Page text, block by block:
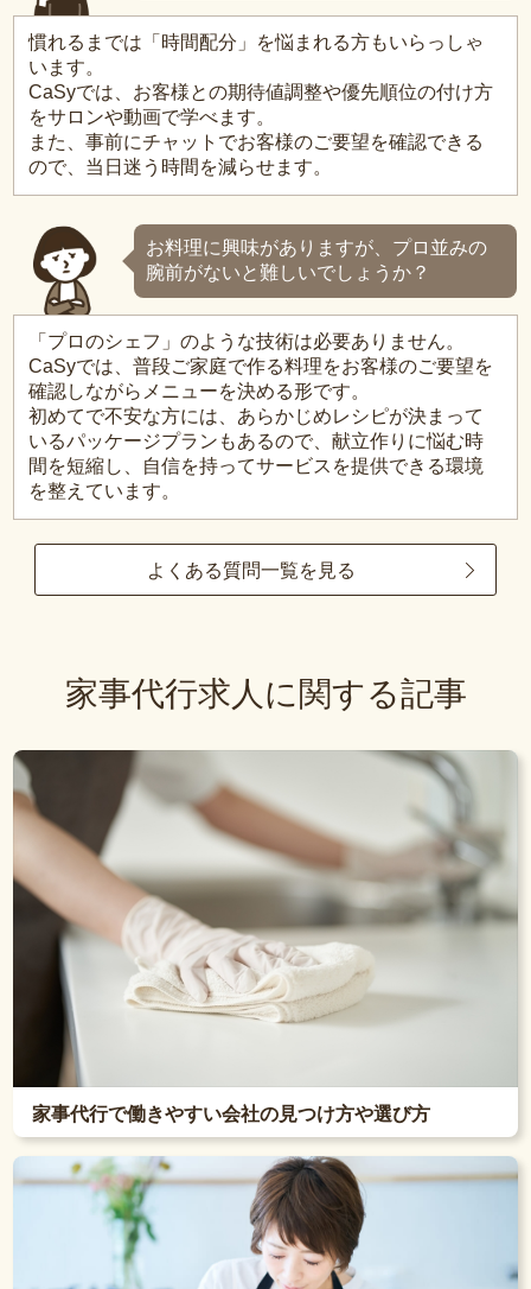
慣れるまでは「時間配分」を悩まれる方もいらっしゃ
います。
CaSyでは、お客様との期待値調整や優先順位の付け方
をサロンや動画で学べます。
また、事前にチャットでお客様のご要望を確認できる
ので、当日迷う時間を減らせます。
お料理に興味がありますが、プロ並みの
腕前がないと難しいでしょうか？
「プロのシェフ」のような技術は必要ありません。
CaSyでは、普段ご家庭で作る料理をお客様のご要望を
確認しながらメニューを決める形です。
初めてで不安な方には、あらかじめレシピが決まって
いるパッケージプランもあるので、献立作りに悩む時
間を短縮し、自信を持ってサービスを提供できる環境
を整えています。
よくある質問一覧を見る
家事代行求人に関する記事
家事代行で働きやすい会社の見つけ方や選び方